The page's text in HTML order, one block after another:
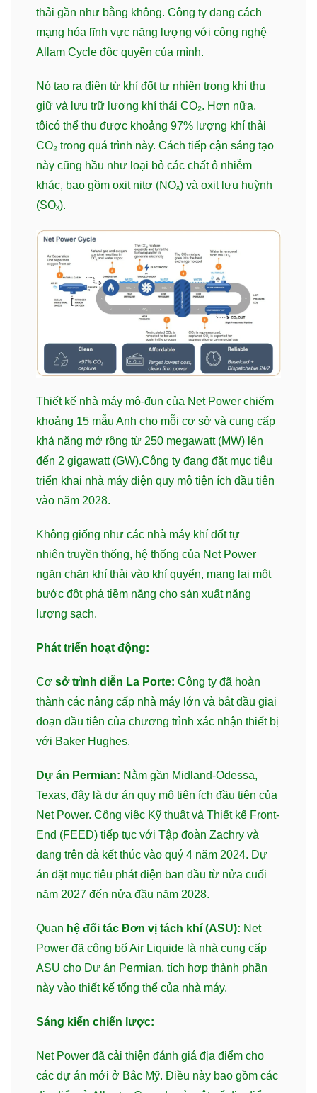
thải gần như bằng không. Công ty đang cách
mạng hóa lĩnh vực năng lượng với công nghệ
Allam Cycle độc quyền của mình.
Nó tạo ra điện từ khí đốt tự nhiên trong khi thu
giữ và lưu trữ lượng khí thải CO₂. Hơn nữa,
tôicó thể thu được khoảng 97% lượng khí thải
CO₂ trong quá trình này. Cách tiếp cận sáng tạo
này cũng hầu như loại bỏ các chất ô nhiễm
khác, bao gồm oxit nitơ (NOₓ) và oxit lưu huỳnh
(SOₓ).
Thiết kế nhà máy mô-đun của Net Power chiếm
khoảng 15 mẫu Anh cho mỗi cơ sở và cung cấp
khả năng mở rộng từ 250 megawatt (MW) lên
đến 2 gigawatt (GW).Công ty đang đặt mục tiêu
triển khai nhà máy điện quy mô tiện ích đầu tiên
vào năm 2028.
Không giống như các nhà máy khí đốt tự
nhiên truyền thống, hệ thống của Net Power
ngăn chặn khí thải vào khí quyển, mang lại một
bước đột phá tiềm năng cho sản xuất năng
lượng sạch.
Phát triển hoạt động:
Cơ sở trình diễn La Porte: Công ty đã hoàn
thành các nâng cấp nhà máy lớn và bắt đầu giai
đoạn đầu tiên của chương trình xác nhận thiết bị
với Baker Hughes.
Dự án Permian: Nằm gần Midland-Odessa,
Texas, đây là dự án quy mô tiện ích đầu tiên của
Net Power. Công việc Kỹ thuật và Thiết kế Front-
End (FEED) tiếp tục với Tập đoàn Zachry và
đang trên đà kết thúc vào quý 4 năm 2024. Dự
án đặt mục tiêu phát điện ban đầu từ nửa cuối
năm 2027 đến nửa đầu năm 2028.
Quan hệ đối tác Đơn vị tách khí (ASU): Net
Power đã công bố Air Liquide là nhà cung cấp
ASU cho Dự án Permian, tích hợp thành phần
này vào thiết kế tổng thể của nhà máy.
Sáng kiến chiến lược:
Net Power đã cải thiện đánh giá địa điểm cho
các dự án mới ở Bắc Mỹ. Điều này bao gồm các